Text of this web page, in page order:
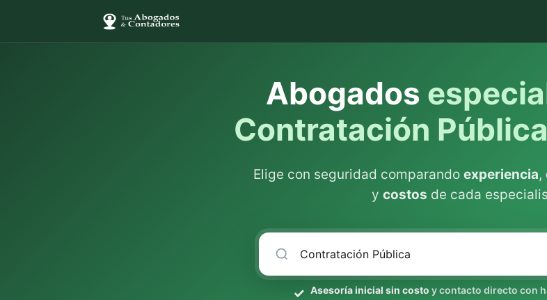
Abogados
Contratación Pública
Elige con seguridad comparando experiencia,
y costos de cada
Asesoría inicial sin costo y contacto directo con